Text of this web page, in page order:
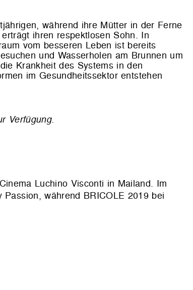
während ihre Mütter in der Ferne
ihren respektlosen Sohn. In
vom besseren Leben ist bereits
und Wasserholen am Brunnen um
Krankheit des Systems in den
im Gesundheitssektor entstehen
Verfügung.
Luchino Visconti in Mailand. Im
während BRICOLE 2019 bei